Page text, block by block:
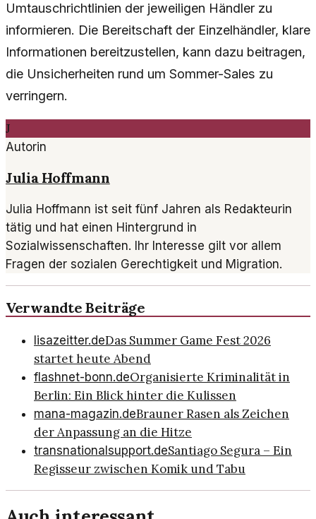
Umtauschrichtlinien der jeweiligen Händler zu
informieren. Die Bereitschaft der Einzelhändler, klare
Informationen bereitzustellen, kann dazu beitragen,
die Unsicherheiten rund um Sommer-Sales zu
verringern.
J
Autorin
Julia Hoffmann
Julia Hoffmann ist seit fünf Jahren als Redakteurin
tätig und hat einen Hintergrund in
Sozialwissenschaften. Ihr Interesse gilt vor allem
Fragen der sozialen Gerechtigkeit und Migration.
Verwandte Beiträge
lisazeitter.deDas Summer Game Fest 2026
startet heute Abend
flashnet-bonn.deOrganisierte Kriminalität in
Berlin: Ein Blick hinter die Kulissen
mana-magazin.deBrauner Rasen als Zeichen
der Anpassung an die Hitze
transnationalsupport.deSantiago Segura – Ein
Regisseur zwischen Komik und Tabu